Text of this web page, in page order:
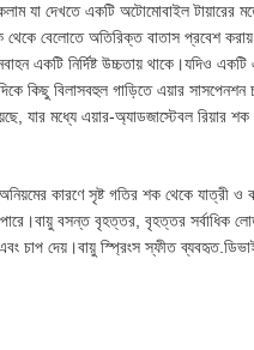
যা দেখতে একটি অটোমোবাইল টায়ারের
বেলোতে অতিরিক্ত বাতাস প্রবেশ
একটি নির্দিষ্ট উচ্চতায় থাকে।যদিও
কিছু বিলাসবহুল গাড়িতে এয়ার সাসপেনশন
যার মধ্যে এয়ার-অ্যাডজাস্টেবল রিয়ার
কারণে সৃষ্ট গতির শক থেকে যাত্রী ও
বসন্ত বৃহত্তর, বৃহত্তর সর্বাধিক
চাপ দেয়।বায়ু স্প্রিংস স্ফীত